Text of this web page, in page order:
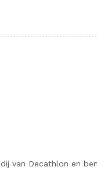
van Decathlon en